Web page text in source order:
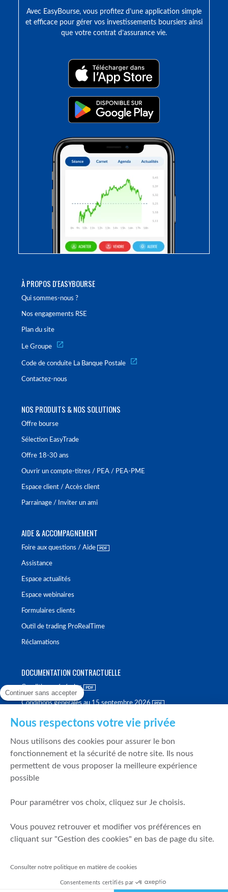
À PROPOS D'EASYBOURSE
Qui sommes-nous ?
Nos engagements RSE
Plan du site
Le Groupe
Code de conduite La Banque Postale
Contactez-nous
NOS PRODUITS & NOS SOLUTIONS
Offre bourse
Sélection EasyTrade
Offre 18-30 ans
Ouvrir un compte-titres / PEA / PEA-PME
Espace client / Accès client
Parrainage / Inviter un ami
AIDE & ACCOMPAGNEMENT
Foire aux questions / Aide
Assistance
Espace actualités
Espace webinaires
Formulaires clients
Outil de trading ProRealTime
Réclamations
DOCUMENTATION CONTRACTUELLE
Conditions générales
Conditions générales au 15 septembre 2026
Politique de meilleure sélection
Politique de durabilité
Fonds de garantie des dépôts et de résolution
Mentions légales
Prévention de la fraude
Politique de gestion des conflits d'intérêts
Avec EasyBourse, vous profitez d’une application simple
et efficace pour gérer vos investissements boursiers ainsi
que votre contrat d’assurance vie.
Continuer sans accepter
Nous respectons votre vie privée
Nous utilisons des cookies pour assurer le bon
fonctionnement et la sécurité de notre site. Ils nous
permettent de vous proposer la meilleure expérience
possible
Pour paramétrer vos choix, cliquez sur Je choisis.
Vous pouvez retrouver et modifier vos préférences en
cliquant sur "Gestion des cookies" en bas de page du site.
Consulter notre politique en matière de cookies
Consentements certifiés par